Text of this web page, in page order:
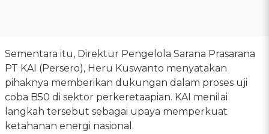
Sementara itu, Direktur Pengelola Sarana Prasarana
PT KAI (Persero), Heru Kuswanto menyatakan
pihaknya memberikan dukungan dalam proses uji
coba B50 di sektor perkeretaapian. KAI menilai
langkah tersebut sebagai upaya memperkuat
ketahanan energi nasional.